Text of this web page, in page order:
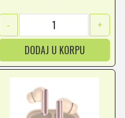
-
+
DODAJ U KORPU